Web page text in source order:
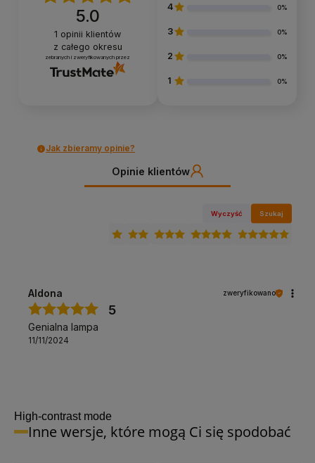
5.0
1 opinii klientów
z całego okresu
zebranych i zweryfikowanych przez
4 0%
3 0%
2 0%
1 0%
Jak zbieramy opinie?
Opinie klientów
Wyczyść Szukaj
Aldona zweryfikowano
5
Genialna lampa
11/11/2024
Lumenix
Żarówka LED GU10/8W/3000K
High-contrast mode
Inne wersje, które mogą Ci się spodobać